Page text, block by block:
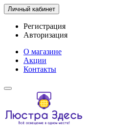
Личный кабинет
Регистрация
Авторизация
О магазине
Акции
Контакты